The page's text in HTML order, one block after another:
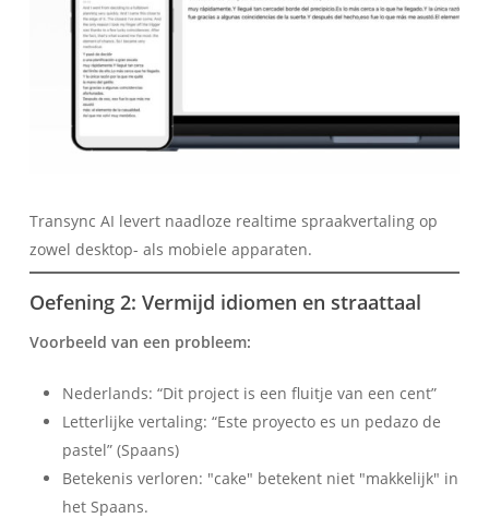
Transync AI levert naadloze realtime spraakvertaling op
zowel desktop- als mobiele apparaten.
Oefening 2: Vermijd idiomen en straattaal
Voorbeeld van een probleem:
Nederlands: “Dit project is een fluitje van een cent”
Letterlijke vertaling: “Este proyecto es un pedazo de
pastel” (Spaans)
Betekenis verloren: "cake" betekent niet "makkelijk" in
het Spaans.